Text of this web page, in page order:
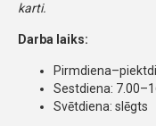
karti.
Darba laiks:
Sestdiena:
Svētdiena: slēgts